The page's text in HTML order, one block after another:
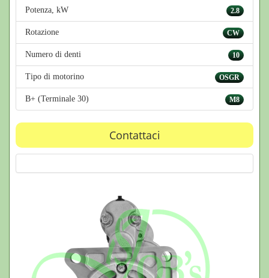
2.8
Potenza, kW
CW
Rotazione
10
Numero di denti
OSGR
Tipo di motorino
M8
B+ (Terminale 30)
Contattaci